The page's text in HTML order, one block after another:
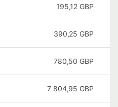
195,12 GBP
390,25 GBP
780,50 GBP
7 804,95 GBP